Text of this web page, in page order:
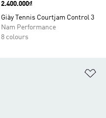
Price
2.400.000₫
Giày Tennis Courtjam Control 3
Nam Performance
8 colours